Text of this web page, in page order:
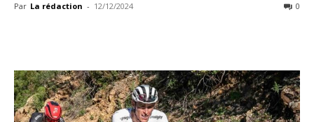
Par La rédaction - 12/12/2024 0